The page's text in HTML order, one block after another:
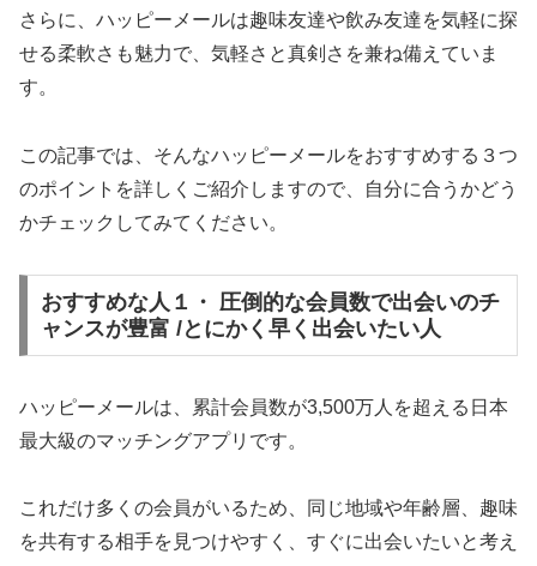
さらに、ハッピーメールは趣味友達や飲み友達を気軽に探
せる柔軟さも魅力で、気軽さと真剣さを兼ね備えていま
す。
この記事では、そんなハッピーメールをおすすめする３つ
のポイントを詳しくご紹介しますので、自分に合うかどう
かチェックしてみてください。
おすすめな人１・ 圧倒的な会員数で出会いのチ
ャンスが豊富 /とにかく早く出会いたい人
ハッピーメールは、累計会員数が3,500万人を超える日本
最大級のマッチングアプリです。
これだけ多くの会員がいるため、同じ地域や年齢層、趣味
を共有する相手を見つけやすく、すぐに出会いたいと考え